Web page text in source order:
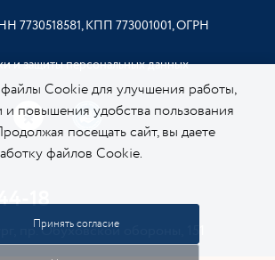
КПП 773001001, ОГРН
и защиты персональных данных
18
пр. Обуховской обороны, 151
Cookie для улучшения работы,
и повышения удобства пользования
посещать сайт, вы даете
файлов Cookie.
Принять согласие